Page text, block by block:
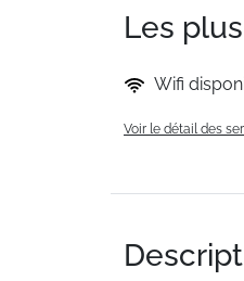
Les
Wifi
Voir le détail des